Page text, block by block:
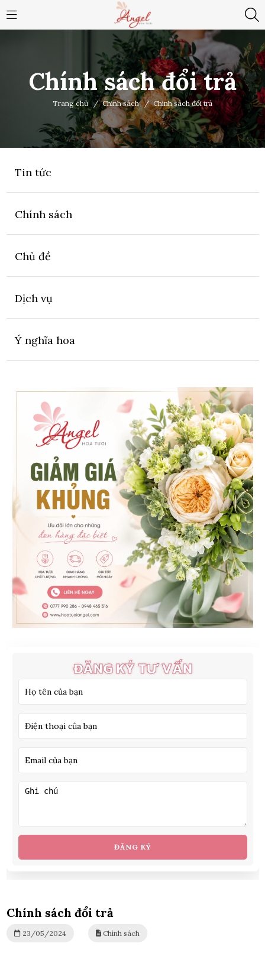
Chính sách đổi trả
Trang chủ / Chính sách / Chính sách đổi trả
Tin tức
Chính sách
Chủ đề
Dịch vụ
Ý nghĩa hoa
ĐĂNG KÝ TƯ VẤN
ĐĂNG KÝ
Chính sách đổi trả
23/05/2024 Chính sách